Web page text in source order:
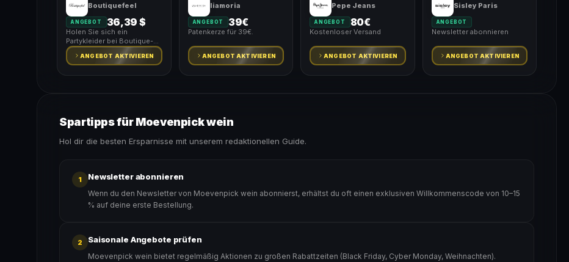
Boutiquefeel
ANGEBOT 36,39 $
Holen Sie sich ein
Partykleider bei Boutique-
Feeling.
ANGEBOT AKTIVIEREN
liamoria
ANGEBOT 39€
Patenkerze für 39€.
ANGEBOT AKTIVIEREN
Pepe Jeans
ANGEBOT 80€
Kostenloser Versand
ANGEBOT AKTIVIEREN
Sisley Paris
ANGEBOT
Newsletter abonnieren
ANGEBOT AKTIVIEREN
Spartipps für Moevenpick wein
Hol dir die besten Ersparnisse mit unserem redaktionellen Guide.
1 Newsletter abonnieren
Wenn du den Newsletter von Moevenpick wein abonnierst, erhältst du oft einen exklusiven Willkommenscode von 10–15
% auf deine erste Bestellung.
2 Saisonale Angebote prüfen
Moevenpick wein bietet regelmäßig Aktionen zu großen Rabattzeiten (Black Friday, Cyber Monday, Weihnachten).